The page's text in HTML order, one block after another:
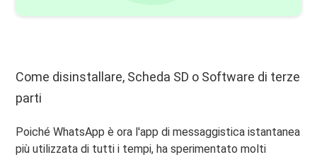
Come disinstallare, Scheda SD o Software di terze
parti
Poiché WhatsApp è ora l'app di messaggistica istantanea
più utilizzata di tutti i tempi, ha sperimentato molti